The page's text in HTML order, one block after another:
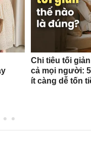
Chi tiêu tối
cả mọi người:
ít càng dễ tốn